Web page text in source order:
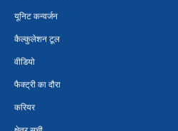
यूनिट कन्वर्जन
कैल्कुलेशन टूल
वीडियो
फैक्ट्री का दौरा
करियर